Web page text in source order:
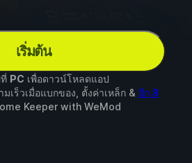
เริ่มต้น
PC เพื่อดาวน์โหลดแอป
เร็วเมื่อแบกของ, ตั้งค่าเหล็ก & อีก 8
Keeperwith WeMod